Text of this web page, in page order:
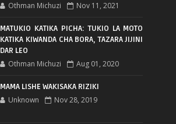
Othman Michuzi Nov 11, 2021
MATUKIO KATIKA PICHA: TUKIO LA MOTO
KATIKA KIWANDA CHA BORA, TAZARA JIJINI
DAR LEO
Othman Michuzi Aug 01, 2020
MAMA LISHE WAKISAKA RIZIKI
Unknown Nov 28, 2019